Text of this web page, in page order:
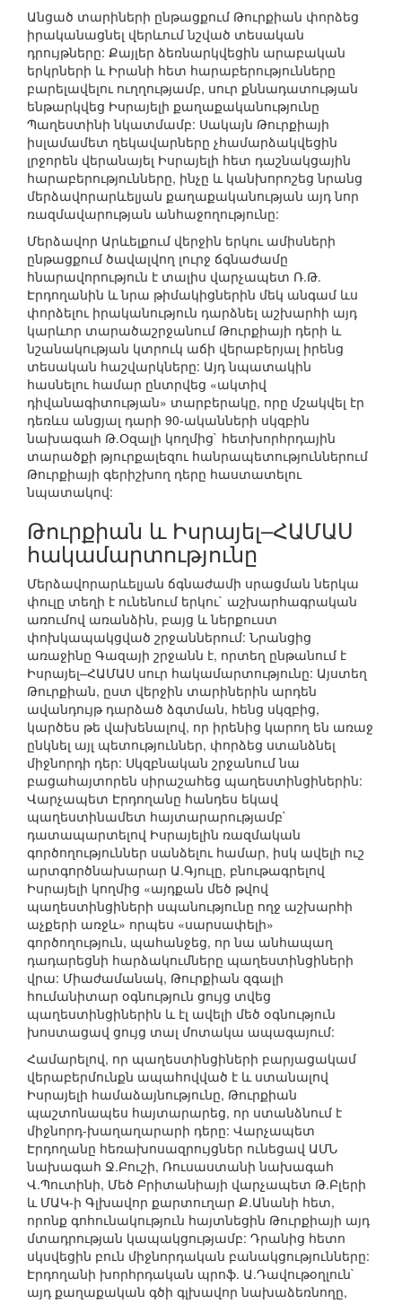
Անցած տարիների ընթացքում Թուրքիան փորձեց
իրականացնել վերևում նշված տեսական
դրույթները: Քայլեր ձեռնարկվեցին արաբական
երկրների և Իրանի հետ հարաբերությունները
բարելավելու ուղղությամբ, սուր քննադատության
ենթարկվեց Իսրայելի քաղաքականությունը
Պաղեստինի նկատմամբ: Սակայն Թուրքիայի
իսլամամետ ղեկավարները չհամարձակվեցին
լրջորեն վերանայել Իսրայելի հետ դաշնակցային
հարաբերությունները, ինչը և կանխորոշեց նրանց
մերձավորարևելյան քաղաքականության այդ նոր
ռազմավարության անհաջողությունը:
Մերձավոր Արևելքում վերջին երկու ամիսների
ընթացքում ծավալվող լուրջ ճգնաժամը
հնարավորություն է տալիս վարչապետ Ռ.Թ.
Էրդողանին և նրա թիմակիցներին մեկ անգամ ևս
փորձելու իրականություն դարձնել աշխարհի այդ
կարևոր տարածաշրջանում Թուրքիայի դերի և
նշանակության կտրուկ աճի վերաբերյալ իրենց
տեսական հաշվարկները: Այդ նպատակին
հասնելու համար ընտրվեց «ակտիվ
դիվանագիտության» տարբերակը, որը մշակվել էր
դեռևս անցյալ դարի 90-ականների սկզբին
նախագահ Թ.Օզալի կողմից` հետխորհրդային
տարածքի թյուրքալեզու հանրապետություններում
Թուրքիայի գերիշխող դերը հաստատելու
նպատակով:
Թուրքիան և Իսրայել–ՀԱՄԱՍ
հակամարտությունը
Մերձավորարևելյան ճգնաժամի սրացման ներկա
փուլը տեղի է ունենում երկու` աշխարհագրական
առումով առանձին, բայց և ներքուստ
փոխկապակցված շրջաններում: Նրանցից
առաջինը Գազայի շրջանն է, որտեղ ընթանում է
Իսրայել–ՀԱՄԱՍ սուր հակամարտությունը: Այստեղ
Թուրքիան, ըստ վերջին տարիներին արդեն
ավանդույթ դարձած ձգտման, հենց սկզբից,
կարծես թե վախենալով, որ իրենից կարող են առաջ
ընկնել այլ պետություններ, փորձեց ստանձնել
միջնորդի դեր: Սկզբնական շրջանում նա
բացահայտորեն սիրաշահեց պաղեստինցիներին:
Վարչապետ Էրդողանը հանդես եկավ
պաղեստինամետ հայտարարությամբ`
դատապարտելով Իսրայելին ռազմական
գործողություններ սանձելու համար, իսկ ավելի ուշ
արտգործնախարար Ա.Գյուլը, բնութագրելով
Իսրայելի կողմից «այդքան մեծ թվով
պաղեստինցիների սպանությունը ողջ աշխարհի
աչքերի առջև» որպես «սարսափելի»
գործողություն, պահանջեց, որ նա անհապաղ
դադարեցնի հարձակումները պաղեստինցիների
վրա: Միաժամանակ, Թուրքիան զգալի
հումանիտար օգնություն ցույց տվեց
պաղեստինցիներին և էլ ավելի մեծ օգնություն
խոստացավ ցույց տալ մոտակա ապագայում:
Համարելով, որ պաղեստինցիների բարյացակամ
վերաբերմունքն ապահովված է և ստանալով
Իսրայելի համաձայնությունը, Թուրքիան
պաշտոնապես հայտարարեց, որ ստանձնում է
միջնորդ-խաղաղարարի դերը: Վարչապետ
Էրդողանը հեռախոսազրույցներ ունեցավ ԱՄՆ
նախագահ Ջ.Բուշի, Ռուսաստանի նախագահ
Վ.Պուտինի, Մեծ Բրիտանիայի վարչապետ Թ.Բլերի
և ՄԱԿ-ի Գլխավոր քարտուղար Ք.Անանի հետ,
որոնք գոհունակություն հայտնեցին Թուրքիայի այդ
մտադրության կապակցությամբ: Դրանից հետո
սկսվեցին բուն միջնորդական բանակցությունները:
Էրդողանի խորհրդական պրոֆ. Ա.Դավութօղլուն`
այդ քաղաքական գծի գլխավոր նախաձեռնողը,